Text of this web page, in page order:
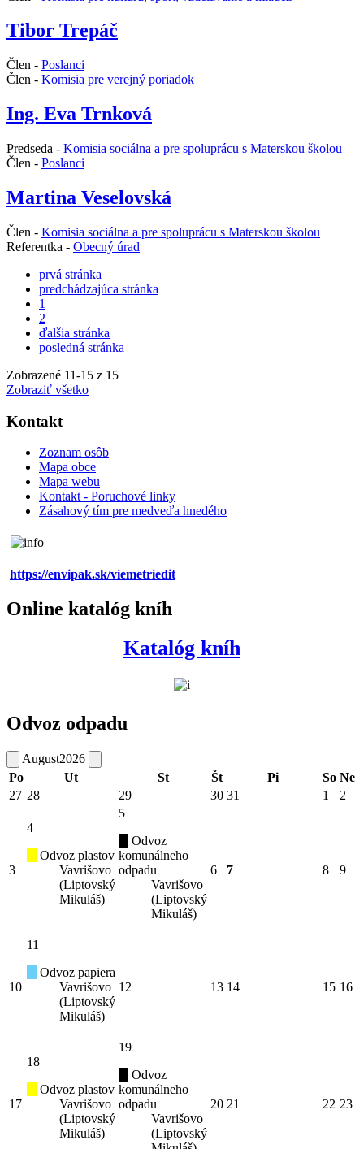
Tibor Trepáč
Člen - Poslanci
Člen - Komisia pre verejný poriadok
Ing. Eva Trnková
Predseda - Komisia sociálna a pre spoluprácu s Materskou školou
Člen - Poslanci
Martina Veselovská
Člen - Komisia sociálna a pre spoluprácu s Materskou školou
Referentka - Obecný úrad
prvá stránka
predchádzajúca stránka
1
2
ďalšia stránka
posledná stránka
Zobrazené 11-15 z 15
Zobraziť všetko
Kontakt
Zoznam osôb
Mapa obce
Mapa webu
Kontakt - Poruchové linky
Zásahový tím pre medveďa hnedého
https://envipak.sk/viemetriedit
Online katalóg kníh
Katalóg kníh
Odvoz odpadu
August2026
Po
Ut St Št Pi So Ne
27 28 29 30 31 1 2
3
4
Odvoz plastov
Vavrišovo
(Liptovský
Mikuláš)
5
Odvoz
komunálneho
odpadu
Vavrišovo
(Liptovský
Mikuláš)
6 7 8 9
10
11
Odvoz papiera
Vavrišovo
(Liptovský
Mikuláš)
12 13 14 15 16
17
18
Odvoz plastov
Vavrišovo
(Liptovský
Mikuláš)
19
Odvoz
komunálneho
odpadu
Vavrišovo
(Liptovský
20 21 22 23